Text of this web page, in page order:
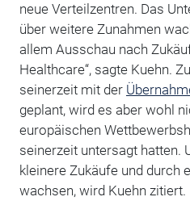
neue Verteilzentren. Das
über weitere Zunahmen
allem Ausschau nach
Healthcare“, sagte Kuehn.
seinerzeit mit der
geplant, wird es aber wohl
europäischen
seinerzeit untersagt hatten.
kleinere Zukäufe und durch
wachsen, wird Kuehn zitiert.